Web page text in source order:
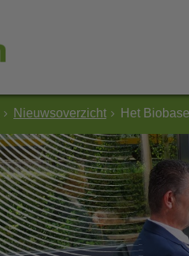
Nieuwsoverzicht Het